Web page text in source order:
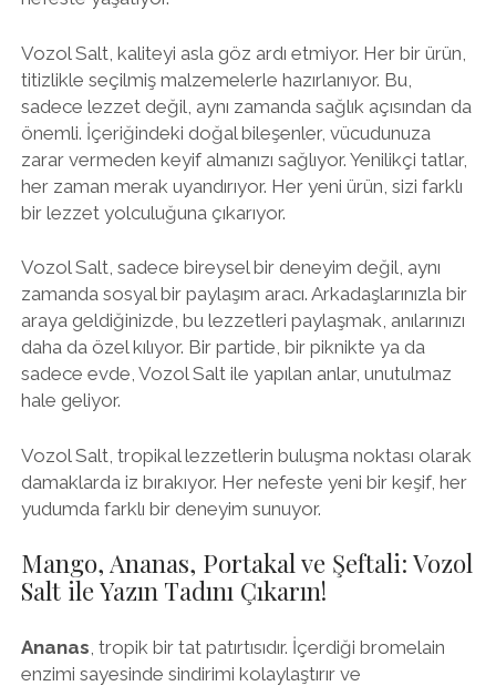
Vozol Salt, kaliteyi asla göz ardı etmiyor. Her bir ürün,
titizlikle seçilmiş malzemelerle hazırlanıyor. Bu,
sadece lezzet değil, aynı zamanda sağlık açısından da
önemli. İçeriğindeki doğal bileşenler, vücudunuza
zarar vermeden keyif almanızı sağlıyor. Yenilikçi tatlar,
her zaman merak uyandırıyor. Her yeni ürün, sizi farklı
bir lezzet yolculuğuna çıkarıyor.
Vozol Salt, sadece bireysel bir deneyim değil, aynı
zamanda sosyal bir paylaşım aracı. Arkadaşlarınızla bir
araya geldiğinizde, bu lezzetleri paylaşmak, anılarınızı
daha da özel kılıyor. Bir partide, bir piknikte ya da
sadece evde, Vozol Salt ile yapılan anlar, unutulmaz
hale geliyor.
Vozol Salt, tropikal lezzetlerin buluşma noktası olarak
damaklarda iz bırakıyor. Her nefeste yeni bir keşif, her
yudumda farklı bir deneyim sunuyor.
Mango, Ananas, Portakal ve Şeftali: Vozol
Salt ile Yazın Tadını Çıkarın!
Ananas , tropik bir tat patırtısıdır. İçerdiği bromelain
enzimi sayesinde sindirimi kolaylaştırır ve